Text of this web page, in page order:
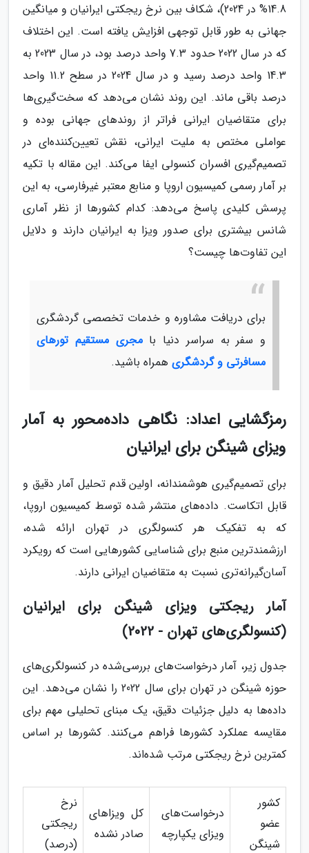
14.8% در 2024)، شکاف بین نرخ ریجکتی ایرانیان و میانگین
جهانی به طور قابل توجهی افزایش یافته است. این اختلاف
که در سال 2022 حدود 7.3 واحد درصد بود، در سال 2023 به
14.3 واحد درصد رسید و در سال 2024 در سطح 11.2 واحد
درصد باقی ماند. این روند نشان می‌دهد که سخت‌گیری‌ها
برای متقاضیان ایرانی فراتر از روندهای جهانی بوده و
عواملی مختص به ملیت ایرانی، نقش تعیین‌کننده‌ای در
تصمیم‌گیری افسران کنسولی ایفا می‌کند. این مقاله با تکیه
بر آمار رسمی کمیسیون اروپا و منابع معتبر غیرفارسی، به این
پرسش کلیدی پاسخ می‌دهد: کدام کشورها از نظر آماری
شانس بیشتری برای صدور ویزا به ایرانیان دارند و دلایل
این تفاوت‌ها چیست؟
برای دریافت مشاوره و خدمات تخصصی گردشگری
و سفر به سراسر دنیا بامجری مستقیم تورهای
مسافرتی و گردشگری همراه باشید.
رمزگشایی اعداد: نگاهی داده‌محور به آمار
ویزای شینگن برای ایرانیان
برای تصمیم‌گیری هوشمندانه، اولین قدم تحلیل آمار دقیق و
قابل اتکاست. داده‌های منتشر شده توسط کمیسیون اروپا،
که به تفکیک هر کنسولگری در تهران ارائه شده،
ارزشمندترین منبع برای شناسایی کشورهایی است که رویکرد
آسان‌گیرانه‌تری نسبت به متقاضیان ایرانی دارند.
آمار ریجکتی ویزای شینگن برای ایرانیان
(کنسولگری‌های تهران - 2022)
جدول زیر، آمار درخواست‌های بررسی‌شده در کنسولگری‌های
حوزه شینگن در تهران برای سال 2022 را نشان می‌دهد. این
داده‌ها به دلیل جزئیات دقیق، یک مبنای تحلیلی مهم برای
مقایسه عملکرد کشورها فراهم می‌کنند. کشورها بر اساس
کمترین نرخ ریجکتی مرتب شده‌اند.
کشور
عضو
شینگن
درخواست‌های
ویزای یکپارچه
کل ویزاهای
صادر نشده
نرخ
ریجکتی
(درصد)